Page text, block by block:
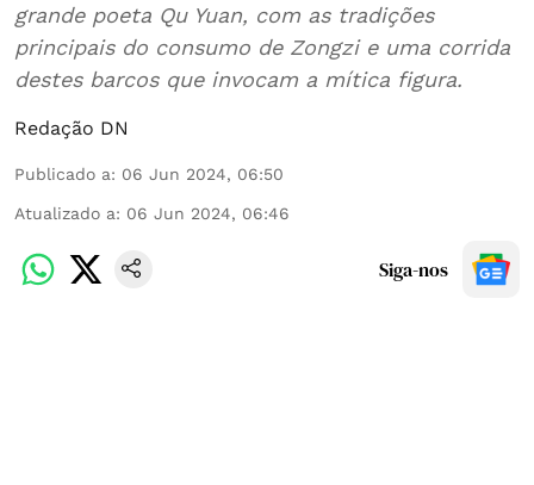
grande poeta Qu Yuan, com as tradições
principais do consumo de Zongzi e uma corrida
destes barcos que invocam a mítica figura.
Redação DN
Publicado a: 06 Jun 2024, 06:50
Atualizado a: 06 Jun 2024, 06:46
Siga-nos